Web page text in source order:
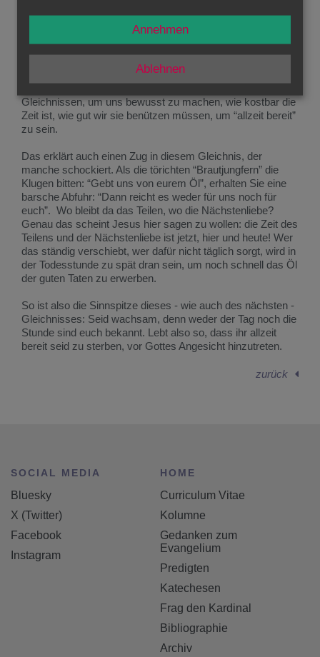
besorgen. Dann muss ich bereit sein und vorgesorgt
haben.
meiner letzten Stunde kann ich dazu etwas tun,
Gleichnissen, um uns bewusst zu machen, wie kostbar die
Zeit ist, wie gut wir sie benützen müssen, um “allzeit bereit”
zu sein.
Das erklärt auch einen Zug in diesem Gleichnis, der
manche schockiert. Als die törichten “Brautjungfern” die
Klugen bitten: “Gebt uns von eurem Öl”, erhalten Sie eine
barsche Abfuhr: “Dann reicht es weder für uns noch für
euch”. Wo bleibt da das Teilen, wo die Nächstenliebe?
Genau das scheint Jesus hier sagen zu wollen: die Zeit des
Teilens und der Nächstenliebe ist jetzt, hier und heute! Wer
das ständig verschiebt, wer dafür nicht täglich sorgt, wird in
der Todesstunde zu spät dran sein, um noch schnell das Öl
der guten Taten zu erwerben.
So ist also die Sinnspitze dieses - wie auch des nächsten -
Gleichnisses: Seid wachsam, denn weder der Tag noch die
Stunde sind euch bekannt. Lebt also so, dass ihr allzeit
bereit seid zu sterben, vor Gottes Angesicht hinzutreten.
zurück
SOCIAL MEDIA
Bluesky
X (Twitter)
Facebook
Instagram
HOME
Curriculum Vitae
Kolumne
Gedanken zum
Evangelium
Predigten
Katechesen
Frag den Kardinal
Bibliographie
Archiv
Ablehnen
Annehmen